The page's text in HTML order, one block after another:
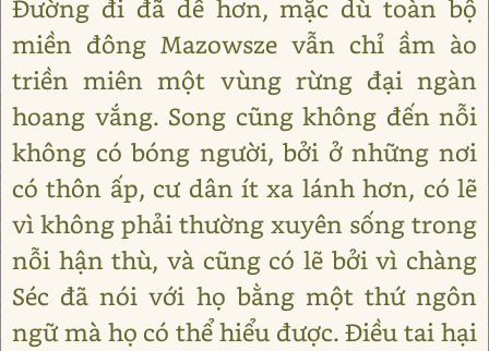
Đường đi đã dễ hơn, mặc dù toàn bộ
miền đông Mazowsze vẫn chỉ ầm ào
triền miên một vùng rừng đại ngàn
hoang vắng. Song cũng không đến nỗi
không có bóng người, bởi ở những nơi
có thôn ấp, cư dân ít xa lánh hơn, có lẽ
vì không phải thường xuyên sống trong
nỗi hận thù, và cũng có lẽ bởi vì chàng
Séc đã nói với họ bằng một thứ ngôn
ngữ mà họ có thể hiểu được. Điều tai hại